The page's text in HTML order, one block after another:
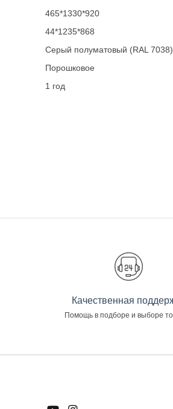
465*1330*920
44*1235*868
Серый полуматовый (RAL 7038)
Порошковое
1 год
Качественная
Помощь в подборе и выборе